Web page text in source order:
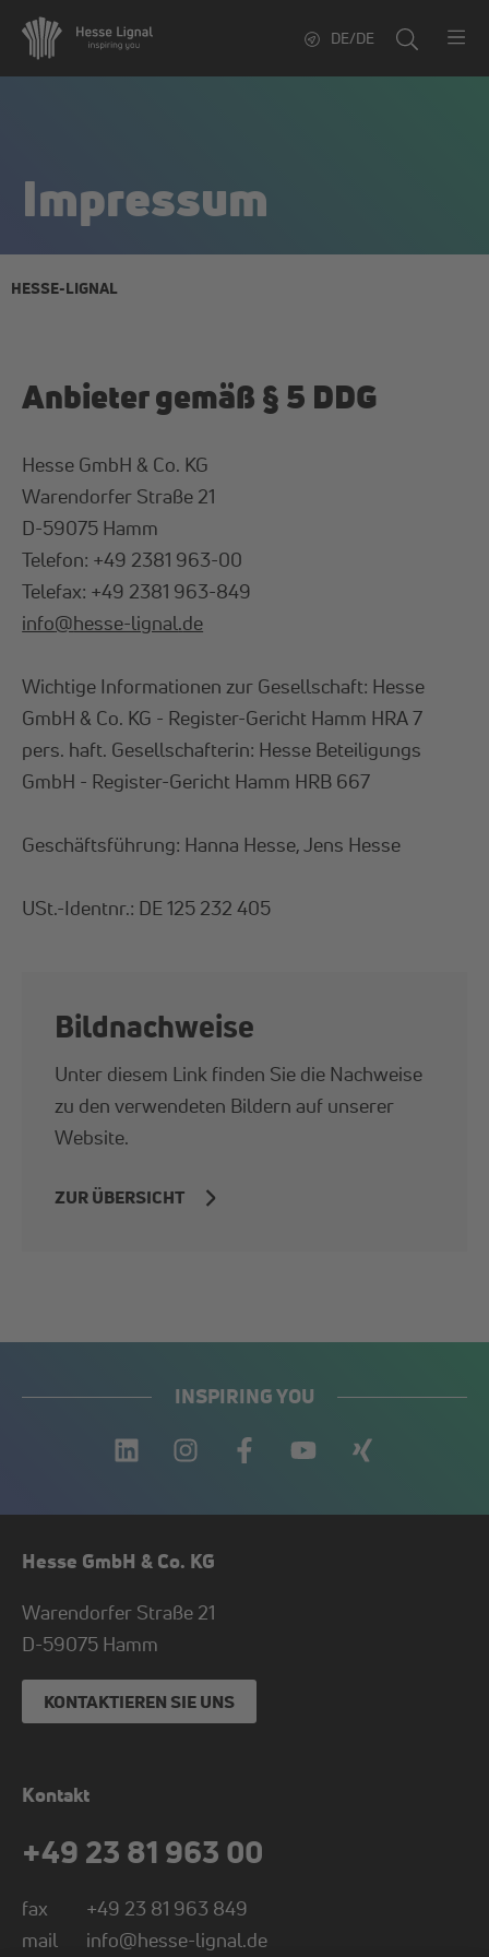
DE/DE
Impressum
HESSE-LIGNAL
Anbieter gemäß § 5 DDG
Hesse GmbH & Co. KG
Warendorfer Straße 21
D-59075 Hamm
Telefon: +49 2381 963-00
Telefax: +49 2381 963-849
info@hesse-lignal.de
Wichtige Informationen zur Gesellschaft: Hesse
GmbH & Co. KG - Register-Gericht Hamm HRA 7
pers. haft. Gesellschafterin: Hesse Beteiligungs
GmbH - Register-Gericht Hamm HRB 667
Geschäftsführung: Hanna Hesse, Jens Hesse
USt.-Identnr.: DE 125 232 405
Bildnachweise
Unter diesem Link finden Sie die Nachweise
zu den verwendeten Bildern auf unserer
Website.
ZUR ÜBERSICHT
INSPIRING YOU
Hesse GmbH & Co. KG
Warendorfer Straße 21
D-59075 Hamm
KONTAKTIEREN SIE UNS
Kontakt
+49 23 81 963 00
fax
+49 23 81 963 849
mail
info@hesse-lignal.de